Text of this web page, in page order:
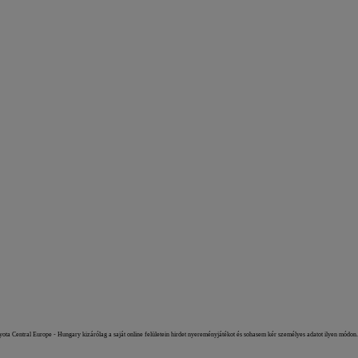
Central Europe - Hungary kizárólag a saját online felületein hirdet nyereményjátékot és sohasem kér személyes adatot ilyen módon.